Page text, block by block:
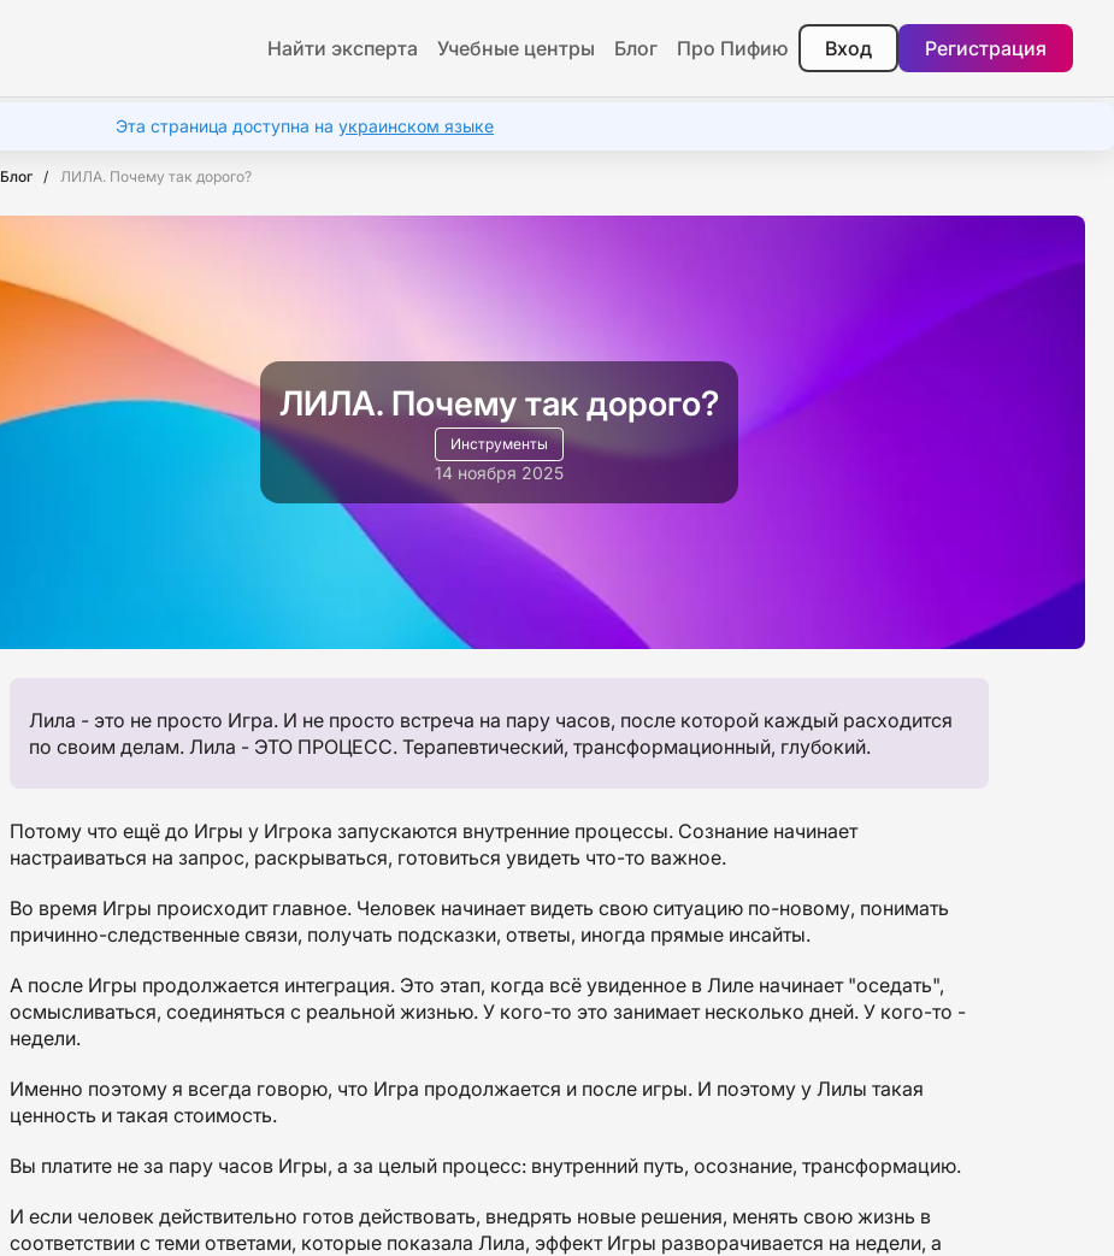
Найти эксперта Учебные центры Блог Про Пифию Вход Регистрация
Эта страница доступна на украинском языке
Блог ЛИЛА. Почему так дорого?
ЛИЛА. Почему так дорого?
Инструменты
14 ноября 2025
Лила - это не просто Игра. И не просто встреча на пару часов, после которой каждый расходится
по своим делам. Лила - ЭТО ПРОЦЕСС. Терапевтический, трансформационный, глубокий.
Потому что ещё до Игры у Игрока запускаются внутренние процессы. Сознание начинает
настраиваться на запрос, раскрываться, готовиться увидеть что-то важное.
Во время Игры происходит главное. Человек начинает видеть свою ситуацию по-новому, понимать
причинно-следственные связи, получать подсказки, ответы, иногда прямые инсайты.
А после Игры продолжается интеграция. Это этап, когда всё увиденное в Лиле начинает "оседать",
осмысливаться, соединяться с реальной жизнью. У кого-то это занимает несколько дней. У кого-то -
недели.
Именно поэтому я всегда говорю, что Игра продолжается и после игры. И поэтому у Лилы такая
ценность и такая стоимость.
Вы платите не за пару часов Игры, а за целый процесс: внутренний путь, осознание, трансформацию.
И если человек действительно готов действовать, внедрять новые решения, менять свою жизнь в
соответствии с теми ответами, которые показала Лила, эффект Игры разворачивается на недели, а